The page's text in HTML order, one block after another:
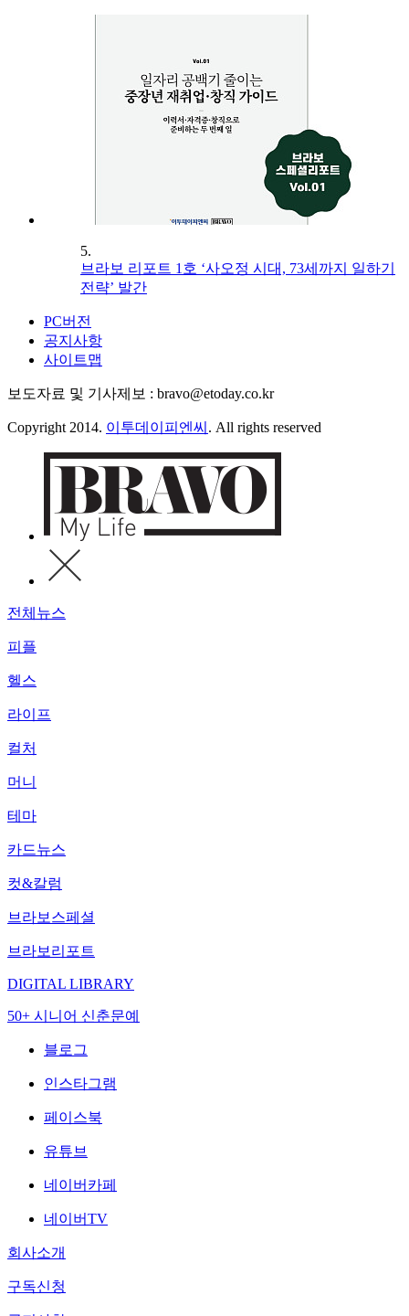
5.
브라보 리포트 1호 ‘사오정 시대, 73세까지 일하기
전략’ 발간
PC버전
공지사항
사이트맵
보도자료 및 기사제보 : bravo@etoday.co.kr
Copyright 2014. 이투데이피엔씨 . All rights reserved
전체뉴스
피플
헬스
라이프
컬처
머니
테마
카드뉴스
컷&칼럼
브라보스페셜
브라보리포트
DIGITAL LIBRARY
50+ 시니어 신춘문예
블로그
인스타그램
페이스북
유튜브
네이버카페
네이버TV
회사소개
구독신청